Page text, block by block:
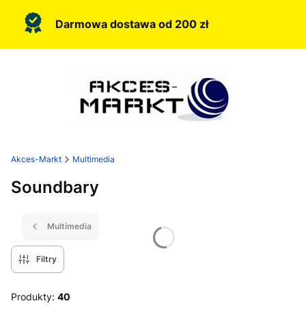
Darmowa dostawa od 200 zł
Akces-Markt Multimedia
Soundbary
Multimedia
Filtry
Produkty: 40